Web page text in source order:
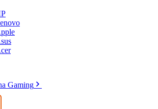
Gaming